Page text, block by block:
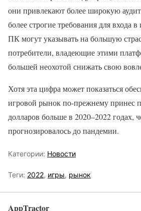
они привлекают более широкую
более строгие требования для входа
ПК могут указывать на большую
потребители, владеющие этими
большей неохотой снижать свою
Хотя эта цифра может показаться
игровой рынок по-прежнему принес
долларов больше в 2020–2022 годах,
прогнозировалось до пандемии.
Категории: Новости
Теги: 2022, игры, рынок
AppTractor